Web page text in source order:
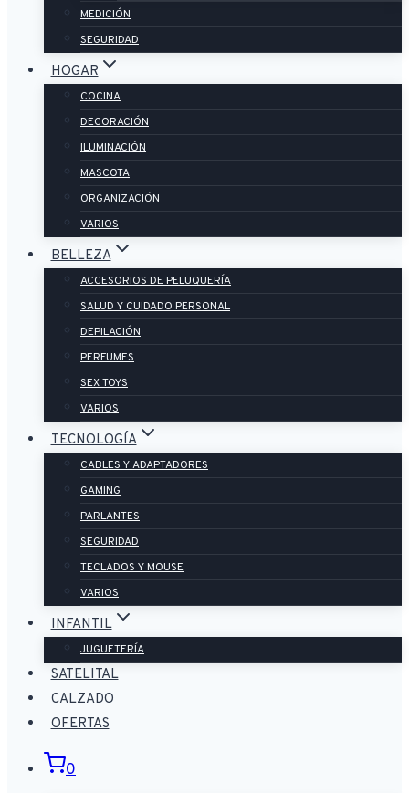
MEDICIÓN
SEGURIDAD
HOGAR
COCINA
DECORACIÓN
ILUMINACIÓN
MASCOTA
ORGANIZACIÓN
VARIOS
BELLEZA
ACCESORIOS DE PELUQUERÍA
SALUD Y CUIDADO PERSONAL
DEPILACIÓN
PERFUMES
SEX TOYS
VARIOS
TECNOLOGÍA
CABLES Y ADAPTADORES
GAMING
PARLANTES
SEGURIDAD
TECLADOS Y MOUSE
VARIOS
INFANTIL
JUGUETERÍA
SATELITAL
CALZADO
OFERTAS
0